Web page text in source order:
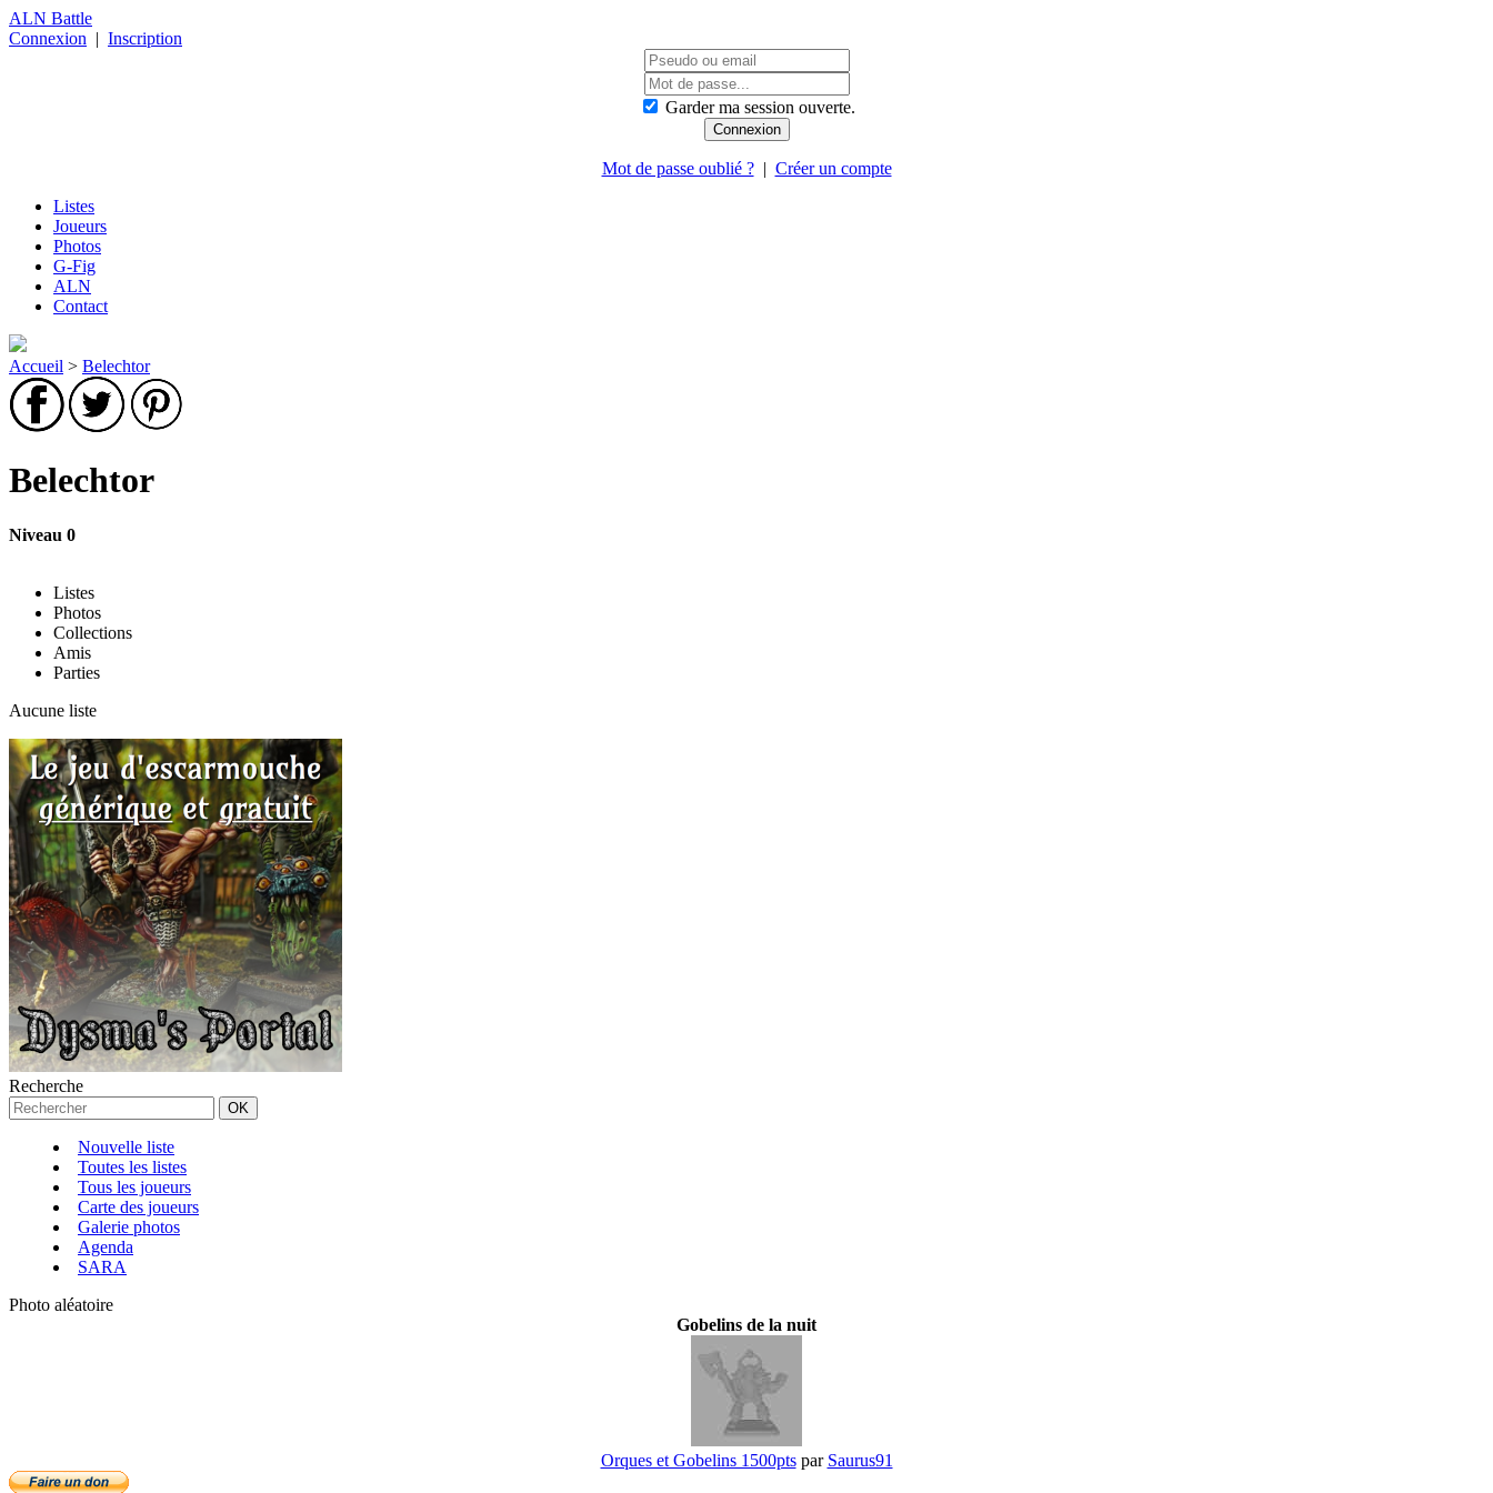
ALN Battle
Connexion | Inscription
Garder ma session ouverte.
Mot de passe oublié ?| Créer un compte
Listes
Joueurs
Photos
G-Fig
ALN
Contact
Accueil > Belechtor
Belechtor
Niveau 0
Listes
Photos
Collections
Amis
Parties
Aucune liste
Recherche
Nouvelle liste
Toutes les listes
Tous les joueurs
Carte des joueurs
Galerie photos
Agenda
SARA
Photo aléatoire
Gobelins de la nuit
Orques et Gobelins 1500ptspar Saurus91